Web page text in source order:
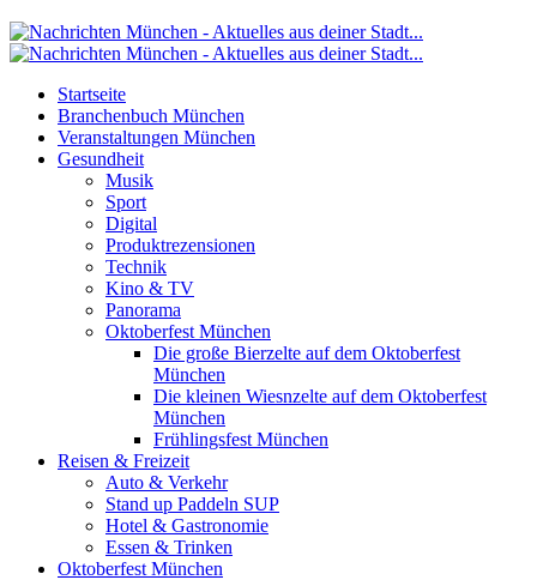
Startseite
Branchenbuch München
Veranstaltungen München
Gesundheit
Musik
Sport
Digital
Produktrezensionen
Technik
Kino & TV
Panorama
Oktoberfest München
Die große Bierzelte auf dem Oktoberfest
München
Die kleinen Wiesnzelte auf dem Oktoberfest
München
Frühlingsfest München
Reisen & Freizeit
Auto & Verkehr
Stand up Paddeln SUP
Hotel & Gastronomie
Essen & Trinken
Oktoberfest München